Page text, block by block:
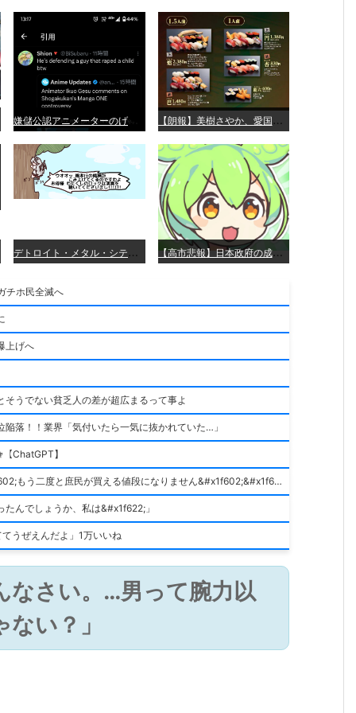
嫌儲公認アニメーターのげそいくおさん、マンガワン騒動を冷笑してスーパー大炎上 【
朗報】美樹さやか、愛国に目覚める
デ
トロイト・メタル・シティー ⇐これ、いまアニメ化したら、えらいことになってたよな？ 【
高市悲報】日本政府の成長戦略に「暗号資産」が消えるいったいなぜ…？
チホ民全滅へ
上げへ
うでない貧乏人の差が超広まるって事よ
落！！業界「気付いたら一気に抜かれていた…」
ChatGPT】
2025年までに家買ってない奴、ハッキリ言って積みです&#x1f602;もう二度と庶民が買える値段になりません&#x1f602;&#x1f602;&#x1f602;
んでしょうか、私は&#x1f622;」
うぜえんだよ」1万いいね
なさい。…男って腕力以
い？」